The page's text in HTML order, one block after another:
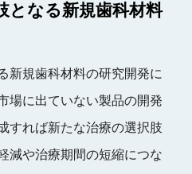
となる新規歯科材料
新規歯科材料の研究開発に
場に出ていない製品の開発
すれば新たな治療の選択肢
減や治療期間の短縮につな